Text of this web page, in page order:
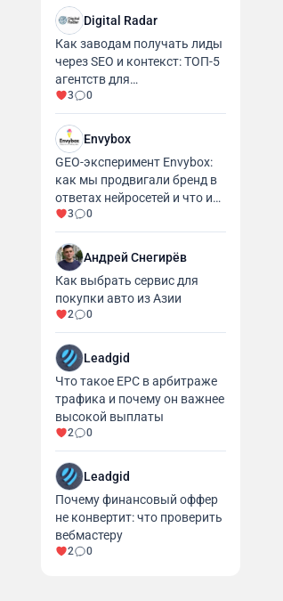
Digital Radar
Как заводам получать лиды
через SEO и контекст: ТОП-5
агентств для
промышленности и
производства
3 0
Envybox
GEO-эксперимент Envybox:
как мы продвигали бренд в
ответах нейросетей и что из
этого вышло
3 0
Андрей Снегирёв
Как выбрать сервис для
покупки авто из Азии
2 0
Leadgid
Что такое EPC в арбитраже
трафика и почему он важнее
высокой выплаты
2 0
Leadgid
Почему финансовый оффер
не конвертит: что проверить
вебмастеру
2 0